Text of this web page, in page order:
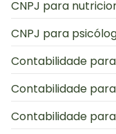
CNPJ para
CNPJ para
Contabilidade
Contabilidade
Contabilidade